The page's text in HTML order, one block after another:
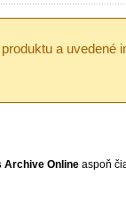
a uvedené
Archive Online aspoň